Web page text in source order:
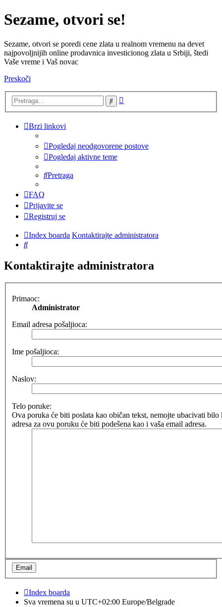
Sezame, otvori se!
Sezame, otvori se poredi cene zlata u realnom vremenu na devet
najpovoljnijih online prodavnica investicionog zlata u Srbiji, štedi
Vaše vreme i Vaš novac
Preskoči
Pretraga
Brzi linkovi
Pogledaj neodgovorene postove
Pogledaj aktivne teme
Pretraga
FAQ
Prijavite se
Registruj se
Index boarda Kontaktirajte administratora
Pretraga
Kontaktirajte administratora
Primaoc:
Administrator
Email adresa pošaljioca:
Ime pošaljioca:
Naslov:
Telo poruke:
Ova poruka će biti poslata kao običan tekst, nemojte ubacivati
adresa za ovu poruku će biti podešena kao i vaša email adresa.
Index boarda
Sva vremena su u UTC+02:00 Europe/Belgrade